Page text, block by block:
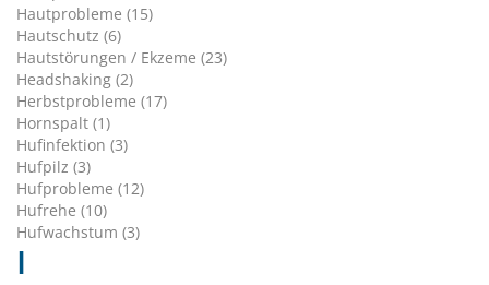
Hautprobleme (15)
Hautschutz (6)
Hautstörungen / Ekzeme (23)
Headshaking (2)
Herbstprobleme (17)
Hornspalt (1)
Hufinfektion (3)
Hufpilz (3)
Hufprobleme (12)
Hufrehe (10)
Hufwachstum (3)
I